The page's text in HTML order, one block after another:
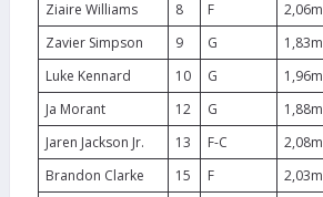
Ziaire Williams
8 F 2,06m
Zavier Simpson
9 G 1,83m
Luke Kennard
10 G 1,96m
Ja Morant
12 G 1,88m
Jaren Jackson Jr.
13 F-C 2,08m
Brandon Clarke
15 F 2,03m